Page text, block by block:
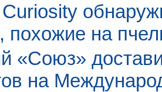
похожие на
«Союз»
на